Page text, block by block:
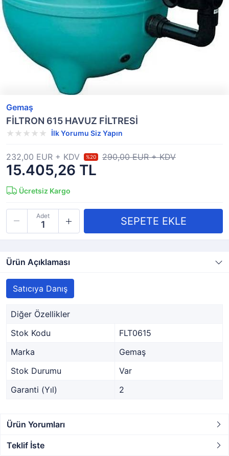
Gemaş
FİLTRON 615 HAVUZ FİLTRESİ
İlk Yorumu Siz Yapın
15.405,26 TL
232,00 EUR + KDV %20 290,00 EUR + KDV
Ücretsiz Kargo
Adet
Ürün Açıklaması
Satıcıya Danış
Diğer Özellikler
Stok Kodu
FLT0615
Marka
Gemaş
Stok Durumu
Var
Garanti (Yıl)
2
Ürün Yorumları
Teklif İste